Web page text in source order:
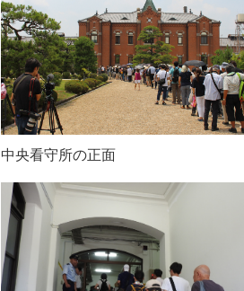
中央看守所の正面